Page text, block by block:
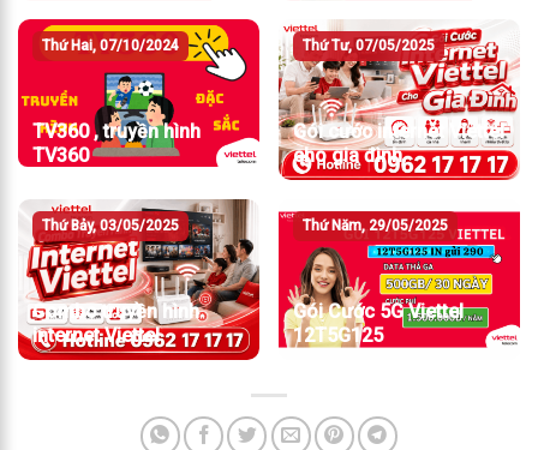
Thứ Hai, 07/10/2024
TV360 , truyền hình
TV360
Thứ Tư, 07/05/2025
Gói cước internet Viettel
cho gia đình
Thứ Bảy, 03/05/2025
Combo truyền hình
internet Viettel
Thứ Năm, 29/05/2025
Gói Cước 5G Viettel
12T5G125